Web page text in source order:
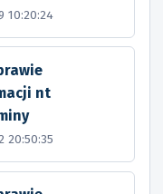
10:20:24
nt
20:50:35